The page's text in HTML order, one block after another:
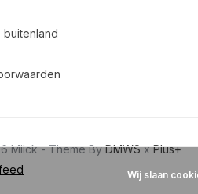
Milck - Theme ByDMWSxPlus+
Wij slaan